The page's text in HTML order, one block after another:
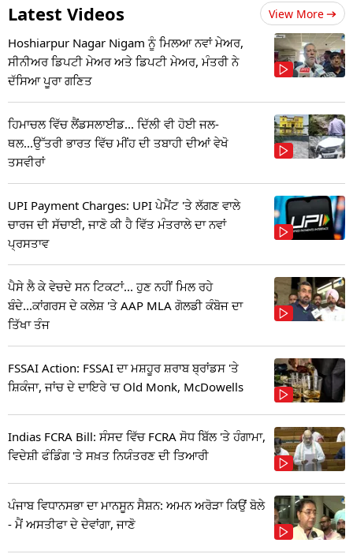
Latest Videos View More
Hoshiarpur Nagar Nigam ਨੂੰ ਮਿਲਆ ਨਵਾਂ ਮੇਅਰ,
ਸੀਨੀਅਰ ਡਿਪਟੀ ਮੇਅਰ ਅਤੇ ਡਿਪਟੀ ਮੇਅਰ, ਮੰਤਰੀ ਨੇ
ਦੱਸਿਆ ਪੂਰਾ ਗਣਿਤ
ਹਿਮਾਚਲ ਵਿੱਚ ਲੈਂਡਸਲਾਈਡ... ਦਿੱਲੀ ਵੀ ਹੋਈ ਜਲ-
ਥਲ...ਉੱਤਰੀ ਭਾਰਤ ਵਿੱਚ ਮੀਂਹ ਦੀ ਤਬਾਹੀ ਦੀਆਂ ਵੇਖੋ
ਤਸਵੀਰਾਂ
UPI Payment Charges: UPI ਪੇਮੈਂਟ 'ਤੇ ਲੱਗਣ ਵਾਲੇ
ਚਾਰਜ ਦੀ ਸੱਚਾਈ, ਜਾਣੋ ਕੀ ਹੈ ਵਿੱਤ ਮੰਤਰਾਲੇ ਦਾ ਨਵਾਂ
ਪ੍ਰਸਤਾਵ
ਪੈਸੇ ਲੈ ਕੇ ਵੇਚਦੇ ਸਨ ਟਿਕਟਾਂ... ਹੁਣ ਨਹੀਂ ਮਿਲ ਰਹੇ
ਬੰਦੇ...ਕਾਂਗਰਸ ਦੇ ਕਲੇਸ਼ 'ਤੇ AAP MLA ਗੋਲਡੀ ਕੰਬੋਜ ਦਾ
ਤਿੱਖਾ ਤੰਜ
FSSAI Action: FSSAI ਦਾ ਮਸ਼ਹੂਰ ਸ਼ਰਾਬ ਬ੍ਰਾਂਡਸ 'ਤੇ
ਸ਼ਿਕੰਜਾ, ਜਾਂਚ ਦੇ ਦਾਇਰੇ 'ਚ Old Monk, McDowells
Indias FCRA Bill: ਸੰਸਦ ਵਿੱਚ FCRA ਸੋਧ ਬਿੱਲ 'ਤੇ ਹੰਗਾਮਾ,
ਵਿਦੇਸ਼ੀ ਫੰਡਿੰਗ 'ਤੇ ਸਖ਼ਤ ਨਿਯੰਤਰਣ ਦੀ ਤਿਆਰੀ
ਪੰਜਾਬ ਵਿਧਾਨਸਭਾ ਦਾ ਮਾਨਸੂਨ ਸੈਸ਼ਨ: ਅਮਨ ਅਰੋੜਾ ਕਿਉਂ ਬੋਲੇ
- ਮੈਂ ਅਸਤੀਫਾ ਦੇ ਦੇਵਾਂਗਾ, ਜਾਣੋ